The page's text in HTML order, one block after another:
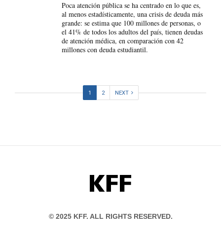
Poca atención pública se ha centrado en lo que es,
al menos estadísticamente, una crisis de deuda más
grande: se estima que 100 millones de personas, o
el 41% de todos los adultos del país, tienen deudas
de atención médica, en comparación con 42
millones con deuda estudiantil.
1 2 NEXT
KFF
© 2025 KFF. ALL RIGHTS RESERVED.